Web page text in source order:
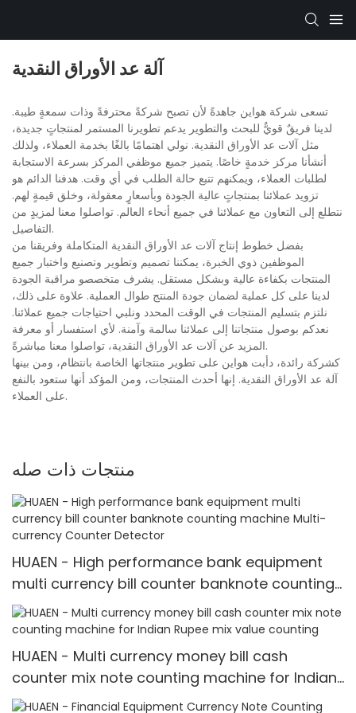
آلة عد الأوراق النقدية
تسعى شركة هواين جاهدةً لأن تصبح شركةً محترفةً وذات سمعةٍ طيبة.
لدينا فريقٌ قويٌّ للبحث والتطوير يدعم تطويرنا المستمر لمنتجاتٍ جديدة،
مثل آلات عد الأوراق النقدية. نولي اهتمامًا بالغًا بخدمة العملاء، ولذلك
أنشأنا مركز خدمةٍ خاصًا. يتميز جميع موظفي المركز بسرعة الاستجابة
لطلبات العملاء، ويمكنهم تتبع حالة الطلب في أي وقت. هدفنا الدائم هو
تزويد عملائنا بمنتجاتٍ عالية الجودة وبأسعارٍ معقولة، وخلق قيمةٍ لهم.
نتطلع إلى التعاون مع عملائنا في جميع أنحاء العالم. تواصلوا معنا لمزيدٍ من
التفاصيل.
بفضل خطوط إنتاج آلات عد الأوراق النقدية المتكاملة وفريقنا من
الموظفين ذوي الخبرة، يمكننا تصميم وتطوير وتصنيع واختبار جميع
المنتجات بكفاءة عالية وبشكل مستقل. يشرف متخصصو مراقبة الجودة
لدينا على كل عملية لضمان جودة المنتج طوال العملية. علاوة على ذلك،
نلتزم بتسليم المنتجات في الوقت المحدد ونلبي احتياجات جميع عملائنا.
نعدكم بوصول منتجاتنا إلى عملائنا سالمة وآمنة. لأي استفسار أو معرفة
المزيد عن آلات عد الأوراق النقدية، تواصلوا معنا مباشرةً.
كشركة رائدة، دأبت هواين على تطوير منتجاتها الخاصة بانتظام، ومن بينها
آلة عد الأوراق النقدية. إنها أحدث المنتجات، ومن المؤكد أنها ستعود بالنفع
على العملاء.
منتجات ذات صله
HUAEN - High performance bank equipment
multi currency bill counter banknote counting
machine Multi-currency Counter <000000>
Detector
HUAEN - Multi currency money bill cash
counter mix note counting machine for Indian
Rupee mix value counting